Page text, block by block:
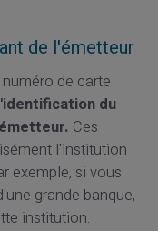
de l'émetteur
de carte
du
Ces
l'institution
exemple, si vous
grande banque,
institution.